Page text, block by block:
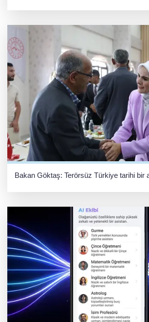
Bakan Göktaş: Terörsüz Türkiye tarihi bir